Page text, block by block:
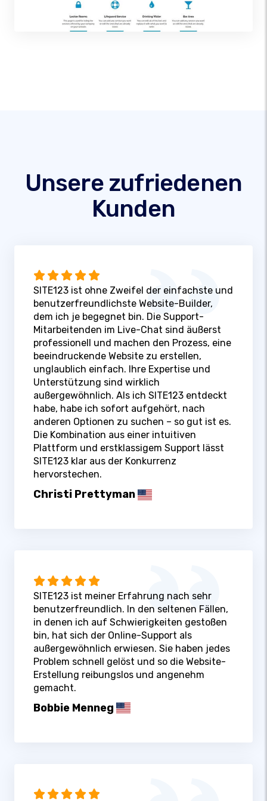
Unsere zufriedenen
Kunden
SITE123 ist ohne Zweifel der einfachste und
benutzerfreundlichste Website-Builder,
dem ich je begegnet bin. Die Support-
Mitarbeitenden im Live-Chat sind äußerst
professionell und machen den Prozess, eine
beeindruckende Website zu erstellen,
unglaublich einfach. Ihre Expertise und
Unterstützung sind wirklich
außergewöhnlich. Als ich SITE123 entdeckt
habe, habe ich sofort aufgehört, nach
anderen Optionen zu suchen – so gut ist es.
Die Kombination aus einer intuitiven
Plattform und erstklassigem Support lässt
SITE123 klar aus der Konkurrenz
hervorstechen.
Christi Prettyman
SITE123 ist meiner Erfahrung nach sehr
benutzerfreundlich. In den seltenen Fällen,
in denen ich auf Schwierigkeiten gestoßen
bin, hat sich der Online-Support als
außergewöhnlich erwiesen. Sie haben jedes
Problem schnell gelöst und so die Website-
Erstellung reibungslos und angenehm
gemacht.
Bobbie Menneg